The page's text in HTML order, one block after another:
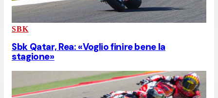
SBK
Sbk Qatar, Rea: «Voglio finire bene la
stagione»